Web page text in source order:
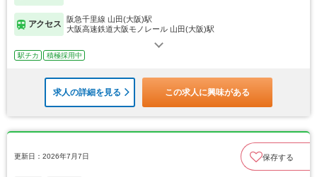
アクセス
阪急千里線 山田(大阪)駅
大阪高速鉄道大阪モノレール 山田(大阪)駅
駅チカ 積極採用中
求人の詳細を見る この求人に興味がある
更新日：2026年7月7日 保存する